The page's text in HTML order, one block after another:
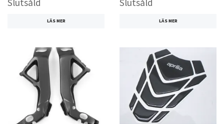
LÄS MER LÄS MER